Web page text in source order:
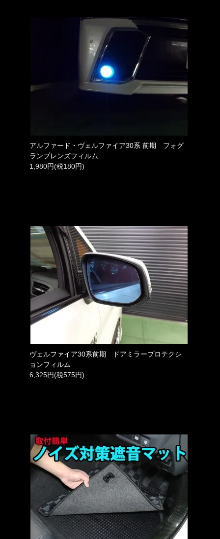
アルファード・ヴェルファイア30系 前期 フォグ
ランプレンズフィルム
1,980円(税180円)
ヴェルファイア30系前期 ドアミラープロテクシ
ョンフィルム
6,325円(税575円)